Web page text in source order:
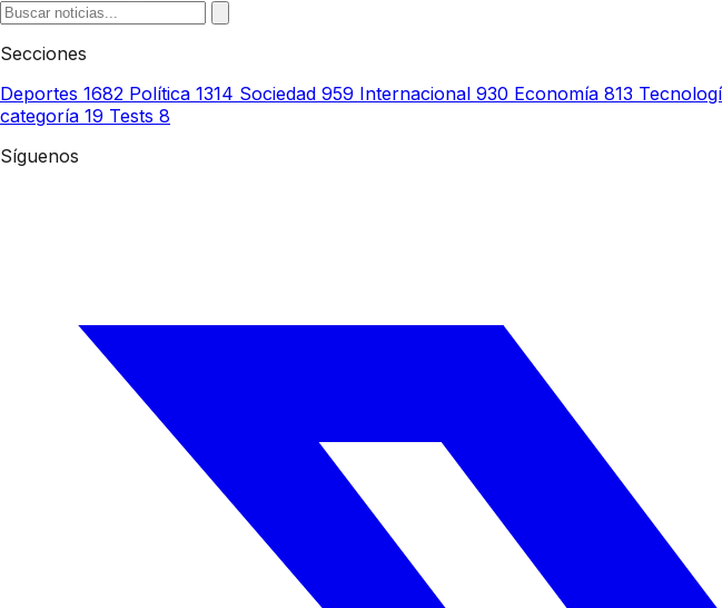
Secciones
Deportes 1682 Política 1314 Sociedad 959 Internacional 930 Economía 813
categoría 19 Tests 8
Síguenos